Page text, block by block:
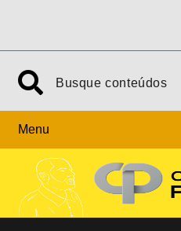
Search
Menu